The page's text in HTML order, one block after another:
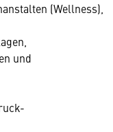
(Wellness),
und